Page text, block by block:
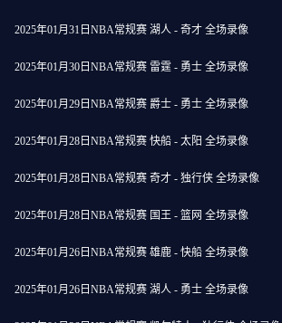
2025年01月31日NBA常规赛 湖人 - 奇才 全场录像
2025年01月30日NBA常规赛 雷霆 - 勇士 全场录像
2025年01月29日NBA常规赛 爵士 - 勇士 全场录像
2025年01月28日NBA常规赛 快船 - 太阳 全场录像
2025年01月28日NBA常规赛 奇才 - 独行侠 全场录像
2025年01月28日NBA常规赛 国王 - 篮网 全场录像
2025年01月26日NBA常规赛 雄鹿 - 快船 全场录像
2025年01月26日NBA常规赛 湖人 - 勇士 全场录像